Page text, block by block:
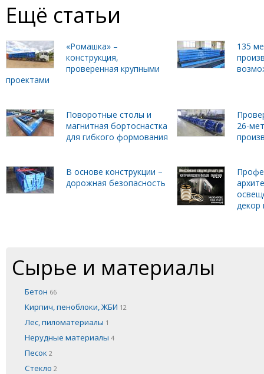
Ещё статьи
«Ромашка» –
конструкция,
проверенная крупными
проектами
135
Поворотные столы и
магнитная бортоснастка
для гибкого формования
26-
В основе конструкции –
дорожная безопасность
декор
Сырье и материалы
Бетон 66
Кирпич, пеноблоки, ЖБИ 12
Лес, пиломатериалы 1
Нерудные материалы 4
Песок 2
Стекло 2